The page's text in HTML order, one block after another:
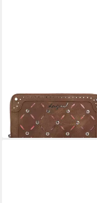
ab 31,17 € UVP59,95 €
-48%
in 2-3 Werktagen bei dir